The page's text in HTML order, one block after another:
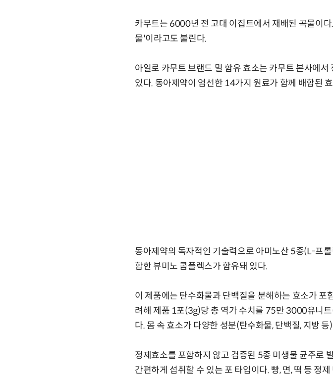
카무트는 6000년 전 고대 이집트에서 재배된 곡물이
물'이라고도 불린다.
아일로 카무트 브랜드 밀 함유 효소는 카무트 본사에
있다. 동아제약이 엄선한 14가지 원료가 함께 배합된
동아제약의 독자적인 기술력으로 아미노산 5종(L-프
합한 뷰미노 콤플렉스가 함유돼 있다.
이 제품에는 탄수화물과 단백질을 분해하는 효소가
려해 제품 1포(3g)당 총 역가 수치를 75만 3000유니
다. 몸 속 효소가 다양한 성분(탄수화물, 단백질, 지방
정제효소를 포함하지 않고 검증된 5종 미생물 균주로
간편하게 섭취할 수 있는 포 타입이다. 빵, 면, 떡 등 정